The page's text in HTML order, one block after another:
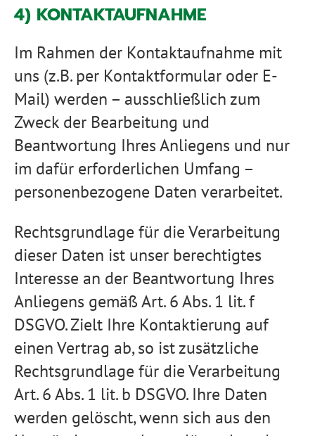
4) KONTAKTAUFNAHME
Im Rahmen der Kontaktaufnahme mit
uns (z.B. per Kontaktformular oder E-
Mail) werden – ausschließlich zum
Zweck der Bearbeitung und
Beantwortung Ihres Anliegens und nur
im dafür erforderlichen Umfang –
personenbezogene Daten verarbeitet.
Rechtsgrundlage für die Verarbeitung
dieser Daten ist unser berechtigtes
Interesse an der Beantwortung Ihres
Anliegens gemäß Art. 6 Abs. 1 lit. f
DSGVO. Zielt Ihre Kontaktierung auf
einen Vertrag ab, so ist zusätzliche
Rechtsgrundlage für die Verarbeitung
Art. 6 Abs. 1 lit. b DSGVO. Ihre Daten
werden gelöscht, wenn sich aus den